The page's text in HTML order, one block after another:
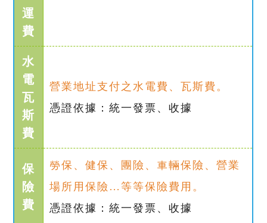
運
費
水
電
瓦
斯
費
營業地址支付之水電費、瓦斯費。
憑證依據：統一發票、收據
保
險
費
勞保、健保、團險、車輛保險、營業
場所用保險…等等保險費用。
憑證依據：統一發票、收據